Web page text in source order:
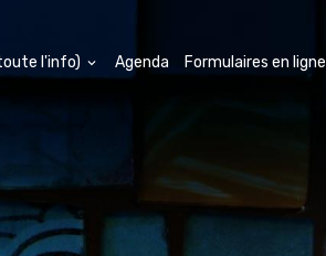
l'info) Agenda Formulaires en ligne